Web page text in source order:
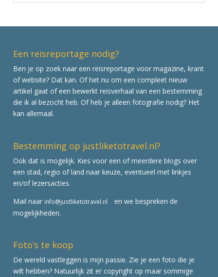
Een reisreportage nodig?
Ben je op zoek naar een reisreportage voor magazine, krant
of website? Dat kan. Of het nu om een compleet nieuw
artikel gaat of een bewerkt reisverhaal van een bestemming
die ik al bezocht heb. Of heb je alleen fotografie nodig? Het
kan allemaal.
Bestemming op justliketotravel.nl?
Ook dat is mogelijk. Kies voor een of meerdere blogs over
een stad, regio of land naar keuze, eventueel met linkjes
en/of lezersacties.
Mail naar info@justliketotravel.nl
en we bespreken de
mogelijkheden.
Foto’s te koop
De wereld vastleggen is mijn passie. Zie je een foto die je
wilt hebben? Natuurlijk zit er copyright op maar sommige